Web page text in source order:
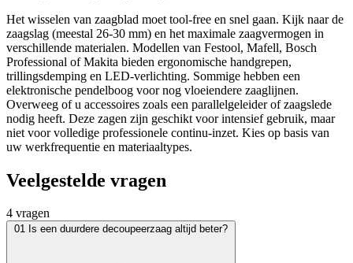
Het wisselen van zaagblad moet tool-free en snel gaan. Kijk naar de
zaagslag (meestal 26-30 mm) en het maximale zaagvermogen in
verschillende materialen. Modellen van Festool, Mafell, Bosch
Professional of Makita bieden ergonomische handgrepen,
trillingsdemping en LED-verlichting. Sommige hebben een
elektronische pendelboog voor nog vloeiendere zaaglijnen.
Overweeg of u accessoires zoals een parallelgeleider of zaagslede
nodig heeft. Deze zagen zijn geschikt voor intensief gebruik, maar
niet voor volledige professionele continu-inzet. Kies op basis van
uw werkfrequentie en materiaaltypes.
Veelgestelde vragen
4 vragen
01 Is een duurdere decoupeerzaag altijd beter?